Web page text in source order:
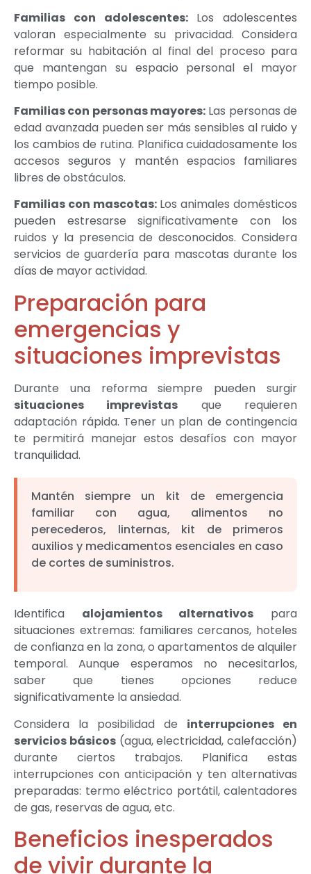
Familias con adolescentes:Los adolescentes
valoran especialmente su privacidad. Considera
reformar su habitación al final del proceso para
que mantengan su espacio personal el mayor
tiempo posible.
Familias con personas mayores: Las personas de
edad avanzada pueden ser más sensibles al ruido y
los cambios de rutina. Planifica cuidadosamente los
accesos seguros y mantén espacios familiares
libres de obstáculos.
Familias con mascotas:Los animales domésticos
pueden estresarse significativamente con los
ruidos y la presencia de desconocidos. Considera
servicios de guardería para mascotas durante los
días de mayor actividad.
Preparación para
emergencias y
situaciones imprevistas
Durante una reforma siempre pueden surgir
situaciones imprevistas que requieren
adaptación rápida. Tener un plan de contingencia
te permitirá manejar estos desafíos con mayor
tranquilidad.
Mantén siempre un kit de emergencia
familiar con agua, alimentos no
perecederos, linternas, kit de primeros
auxilios y medicamentos esenciales en caso
de cortes de suministros.
Identifica alojamientos alternativos para
situaciones extremas: familiares cercanos, hoteles
de confianza en la zona, o apartamentos de alquiler
temporal. Aunque esperamos no necesitarlos,
saber que tienes opciones reduce
significativamente la ansiedad.
Considera la posibilidad de interrupciones en
servicios básicos(agua, electricidad, calefacción)
durante ciertos trabajos. Planifica estas
interrupciones con anticipación y ten alternativas
preparadas: termo eléctrico portátil, calentadores
de gas, reservas de agua, etc.
Beneficios inesperados
de vivir durante la